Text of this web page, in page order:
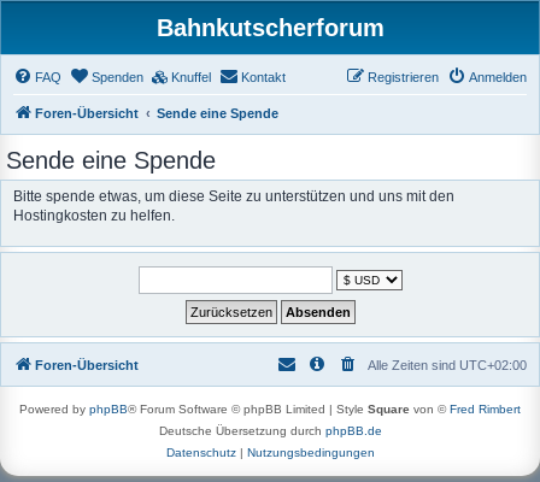
Bahnkutscherforum
FAQ Spenden Knuffel Kontakt Anmelden
Registrieren
Foren-Übersicht Sende eine Spende
Sende eine Spende
Bitte spende etwas, um diese Seite zu unterstützen und uns mit den
Hostingkosten zu helfen.
Foren-Übersicht Alle Zeiten sind UTC+02:00
Powered by phpBB® Forum Software © phpBB Limited | Style Square von ©Fred Rimbert
Deutsche Übersetzung durch phpBB.de
Datenschutz| Nutzungsbedingungen